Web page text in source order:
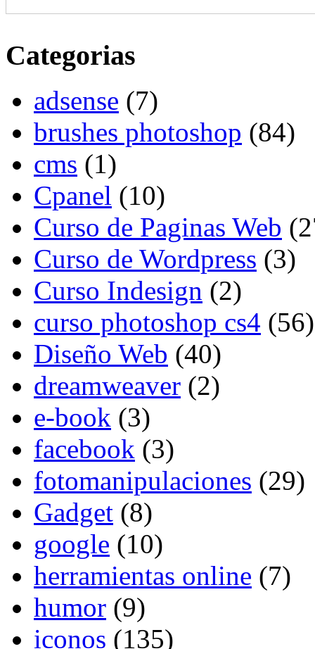
Categorias
adsense (7)
brushes photoshop (84)
cms (1)
Cpanel (10)
Curso de Paginas Web
Curso de Wordpress (3)
Curso Indesign (2)
curso photoshop cs4 (56)
Diseño Web (40)
dreamweaver (2)
e-book (3)
facebook (3)
fotomanipulaciones (29)
Gadget (8)
google (10)
herramientas online (7)
humor (9)
iconos (135)